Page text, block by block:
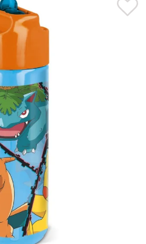
produse pot fi eliminate din cos